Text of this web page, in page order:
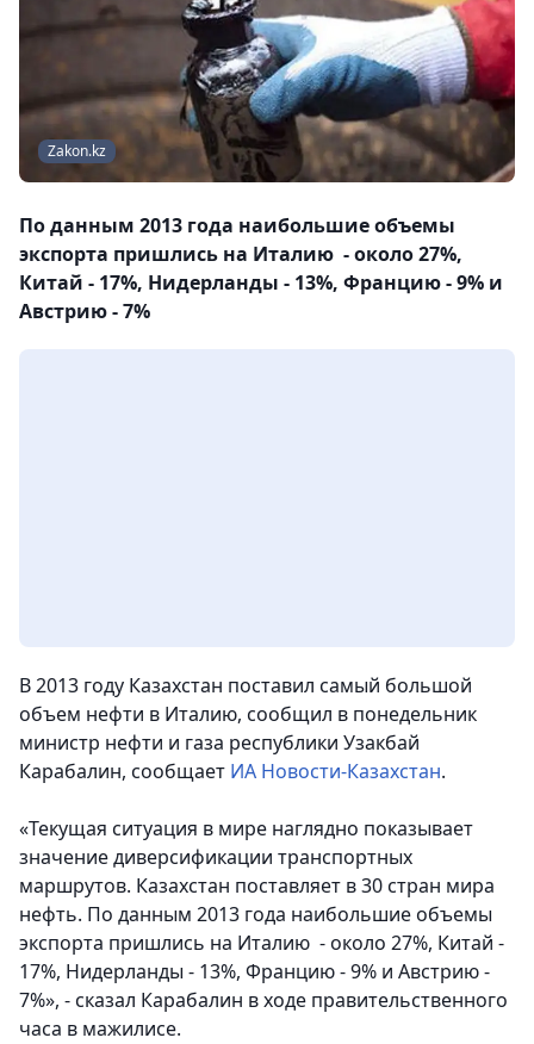
Zakon.kz
По данным 2013 года наибольшие объемы
экспорта пришлись на Италию - около 27%,
Китай - 17%, Нидерланды - 13%, Францию - 9% и
Австрию - 7%
В 2013 году Казахстан поставил самый большой
объем нефти в Италию, сообщил в понедельник
министр нефти и газа республики Узакбай
Карабалин, сообщает ИА Новости-Казахстан.
«Текущая ситуация в мире наглядно показывает
значение диверсификации транспортных
маршрутов. Казахстан поставляет в 30 стран мира
нефть. По данным 2013 года наибольшие объемы
экспорта пришлись на Италию - около 27%, Китай -
17%, Нидерланды - 13%, Францию - 9% и Австрию -
7%», - сказал Карабалин в ходе правительственного
часа в мажилисе.